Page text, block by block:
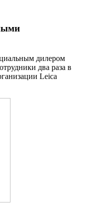
дилером
два раза в
Leica